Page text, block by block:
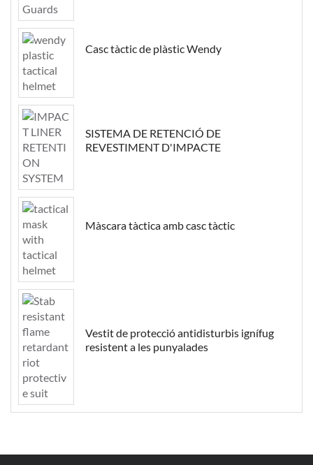
Casc tàctic de plàstic Wendy
SISTEMA DE RETENCIÓ DE
REVESTIMENT D'IMPACTE
Màscara tàctica amb casc tàctic
Vestit de protecció antidisturbis ignífug
resistent a les punyalades